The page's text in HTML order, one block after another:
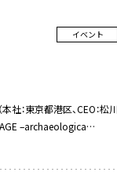
イベント
：東京都港区、CEO：松川
–archaeologica…